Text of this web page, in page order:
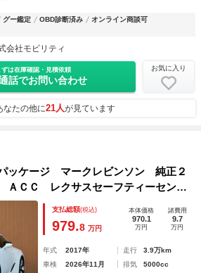
グー鑑定 OBD診断済み
オンライン商談可
会社モビリティ
ずは在庫確認・見積依頼
話でお問い合わせ
お気に入り
なたの他に21人が見ています
ッケージ マークレビンソン 純正２
ＣＣ レクサスセーフティーセンス
ーム カラーヘッドアップディスプ
ション ハンドルヒーター ＥＴＣ
支払総額(税込)
979.8 万円
本体価格
970.1
万円
諸費用
9.7
万円
年式 2017年 走行
3.9万km
車検
2026年11月 排気
5000cc